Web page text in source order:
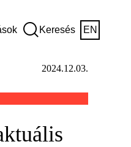
Keresés EN
2024.12.03.